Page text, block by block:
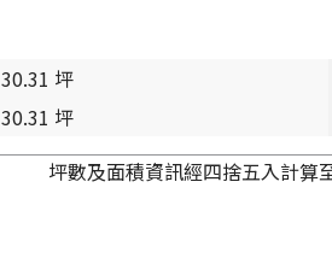
30.31 坪
30.31 坪
坪數及面積資訊經四捨五入計算